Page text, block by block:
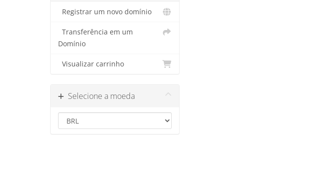
Registrar um novo domínio
Transferência em um
Domínio
Visualizar carrinho
Selecione a moeda